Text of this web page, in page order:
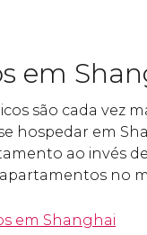
em
são cada vez
hospedar em
ao invés
no
em Shanghai